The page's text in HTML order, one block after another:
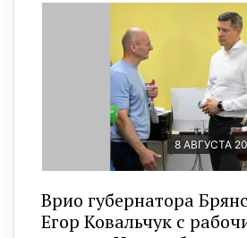
8 АВГУСТА
Врио губернатора
Егор Ковальчук с